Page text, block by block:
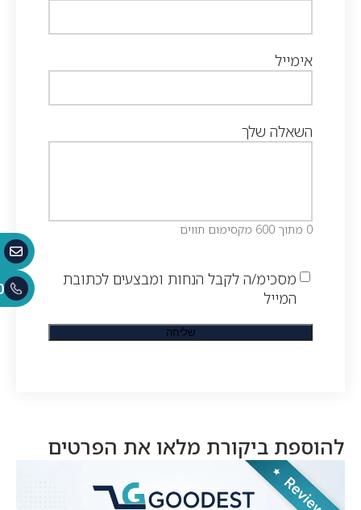
אימייל
השאלה שלך
0 מתוך 600 מקסימום תווים
מסכימ/ה לקבל הנחות ומבצעים לכתובת
המייל
להוספת ביקורת מלאו את הפרטים